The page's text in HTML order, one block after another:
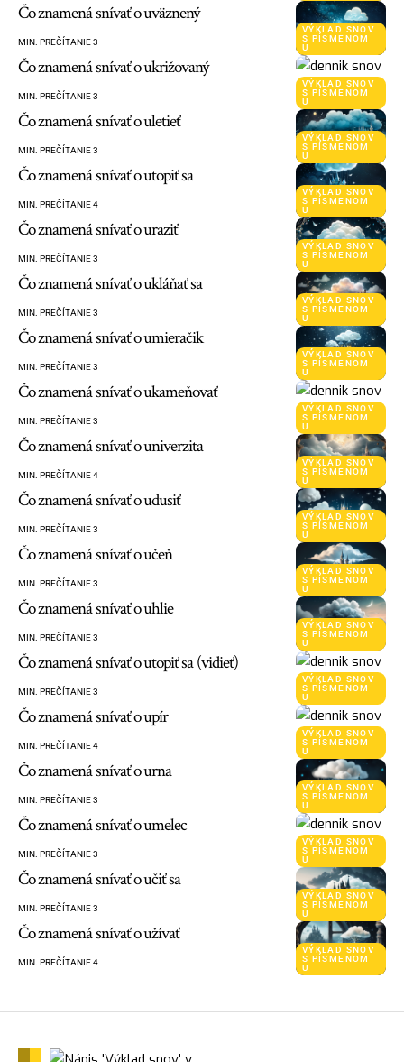
VÝKLAD SNOV
S PÍSMENOM
U
Čo znamená snívať o uväznený
MIN. PREČÍTANIE 3
VÝKLAD SNOV
S PÍSMENOM
U
Čo znamená snívať o ukrižovaný
MIN. PREČÍTANIE 3
VÝKLAD SNOV
S PÍSMENOM
U
Čo znamená snívať o uletieť
MIN. PREČÍTANIE 3
VÝKLAD SNOV
S PÍSMENOM
U
Čo znamená snívať o utopiť sa
MIN. PREČÍTANIE 4
VÝKLAD SNOV
S PÍSMENOM
U
Čo znamená snívať o uraziť
MIN. PREČÍTANIE 3
VÝKLAD SNOV
S PÍSMENOM
U
Čo znamená snívať o ukláňať sa
MIN. PREČÍTANIE 3
VÝKLAD SNOV
S PÍSMENOM
U
Čo znamená snívať o umieračik
MIN. PREČÍTANIE 3
VÝKLAD SNOV
S PÍSMENOM
U
Čo znamená snívať o ukameňovať
MIN. PREČÍTANIE 3
VÝKLAD SNOV
S PÍSMENOM
U
Čo znamená snívať o univerzita
MIN. PREČÍTANIE 4
VÝKLAD SNOV
S PÍSMENOM
U
Čo znamená snívať o udusiť
MIN. PREČÍTANIE 3
VÝKLAD SNOV
S PÍSMENOM
U
Čo znamená snívať o učeň
MIN. PREČÍTANIE 3
VÝKLAD SNOV
S PÍSMENOM
U
Čo znamená snívať o uhlie
MIN. PREČÍTANIE 3
VÝKLAD SNOV
S PÍSMENOM
U
Čo znamená snívať o utopiť sa (vidieť)
MIN. PREČÍTANIE 3
VÝKLAD SNOV
S PÍSMENOM
U
Čo znamená snívať o upír
MIN. PREČÍTANIE 4
VÝKLAD SNOV
S PÍSMENOM
U
Čo znamená snívať o urna
MIN. PREČÍTANIE 3
VÝKLAD SNOV
S PÍSMENOM
U
Čo znamená snívať o umelec
MIN. PREČÍTANIE 3
VÝKLAD SNOV
S PÍSMENOM
U
Čo znamená snívať o učiť sa
MIN. PREČÍTANIE 3
VÝKLAD SNOV
S PÍSMENOM
U
Čo znamená snívať o užívať
MIN. PREČÍTANIE 4